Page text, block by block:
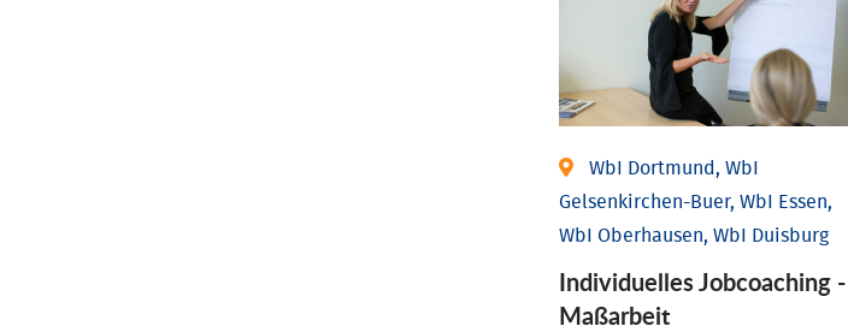
WbI Dortmund, WbI
Gelsenkirchen-Buer, WbI Essen,
WbI Oberhausen, WbI Duisburg
Individu­elles Job­coaching -
Maßarbeit